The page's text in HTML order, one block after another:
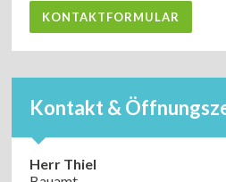
KONTAKTFORMULAR
Kontakt &
Herr Thiel